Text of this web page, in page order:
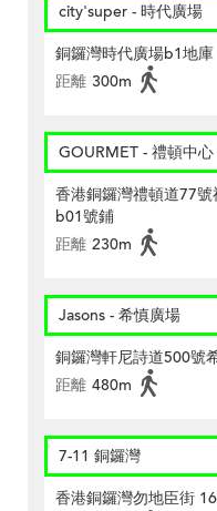
city'super - 時代廣場
銅鑼灣時代廣場b1地庫
距離 300m
GOURMET - 禮頓中心
香港銅鑼灣禮頓道77
b01號鋪
距離 230m
Jasons - 希慎廣場
銅鑼灣軒尼詩道500號
距離 480m
7-11 銅鑼灣
香港銅鑼灣勿地臣街